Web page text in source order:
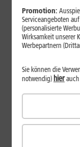
Promotion:
Serviceangeboten
(personalisierte
Wirksamkeit unserer
Werbepartnern
Sie können die
notwendig) hierauch